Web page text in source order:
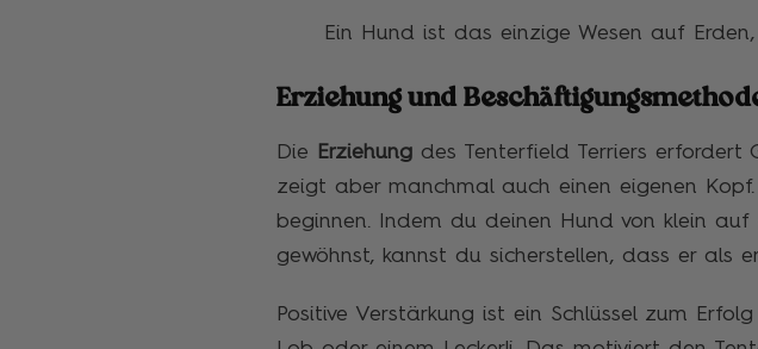
Ein Hund ist das einzige Wesen auf
Erziehung und
Die Erziehung des Tenterfield Terriers erfordert
zeigt aber manchmal auch einen eigenen
beginnen. Indem du deinen Hund von klein
gewöhnst, kannst du sicherstellen, dass er als
Positive Verstärkung ist ein Schlüssel zum